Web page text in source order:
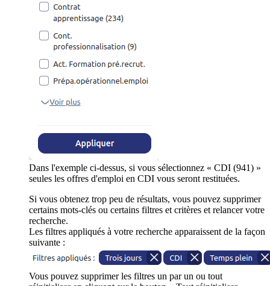
Dans l'exemple ci-dessus, si vous sélectionnez « CDI (941) »
seules les offres d'emploi en CDI vous seront restituées.
Si vous obtenez trop peu de résultats, vous pouvez supprimer
certains mots-clés ou certains filtres et critères et relancer votre
recherche.
Les filtres appliqués à votre recherche apparaissent de la façon
suivante :
Vous pouvez supprimer les filtres un par un ou tout